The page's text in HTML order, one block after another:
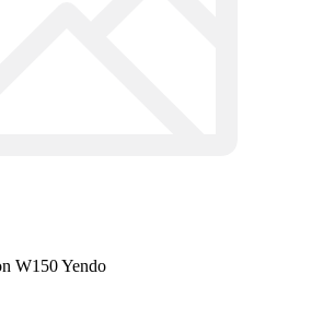
W150 Yendo